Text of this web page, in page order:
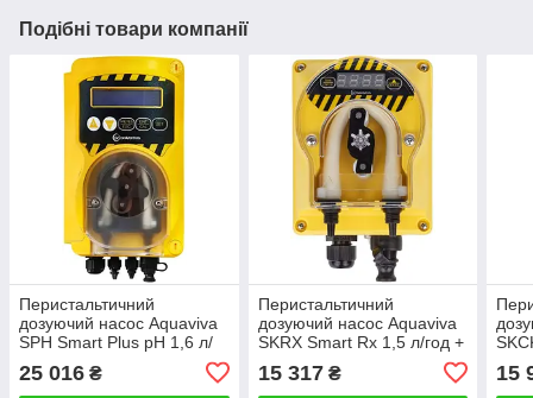
Подібні товари компанії
Перистальтичний
дозуючий насос Aquaviva
SPH Smart Plus pH 1,6 л/
25 016 ₴
Перистальтичний
дозуючий насос Aquaviva
SKRX Smart Rx 1,5 л/год +
15 317₴ 15